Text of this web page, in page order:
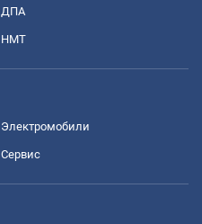
ДПА
НМТ
Электромобили
Сервис